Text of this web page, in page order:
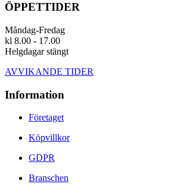
ÖPPETTIDER
Måndag-Fredag
kl 8.00 - 17.00
Helgdagar stängt
AVVIKANDE TIDER
Information
Företaget
Köpvillkor
GDPR
Branschen